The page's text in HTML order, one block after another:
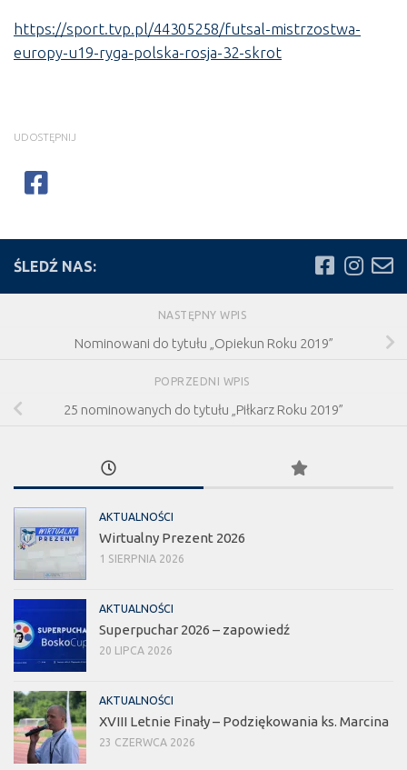
https://sport.tvp.pl/44305258/futsal-mistrzostwa-
europy-u19-ryga-polska-rosja-32-skrot
UDOSTĘPNIJ
ŚLEDŹ NAS:
NASTĘPNY WPIS
Nominowani do tytułu „Opiekun Roku 2019”
POPRZEDNI WPIS
25 nominowanych do tytułu „Piłkarz Roku 2019”
AKTUALNOŚCI
Wirtualny Prezent 2026
1 SIERPNIA 2026
AKTUALNOŚCI
Superpuchar 2026 – zapowiedź
20 LIPCA 2026
AKTUALNOŚCI
XVIII Letnie Finały – Podziękowania ks. Marcina
23 CZERWCA 2026